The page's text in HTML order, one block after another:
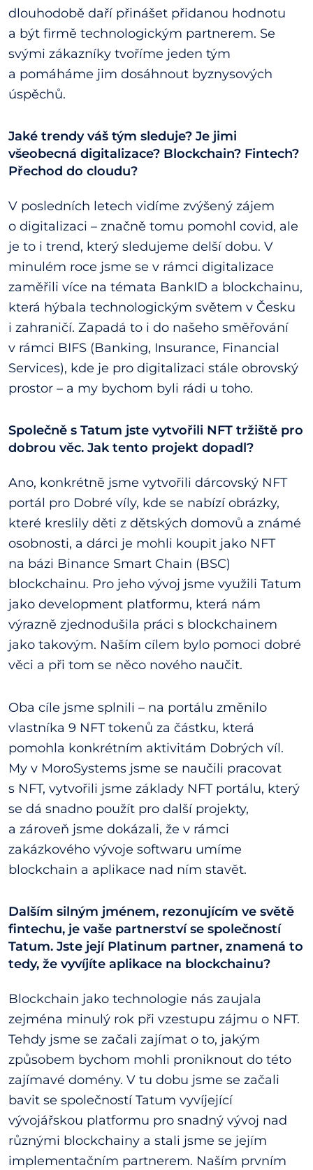
dlouhodobě daří přinášet přidanou hodnotu
a být firmě technologickým partnerem. Se
svými zákazníky tvoříme jeden tým
a pomáháme jim dosáhnout byznysových
úspěchů.
Jaké trendy váš tým sleduje? Je jimi
všeobecná digitalizace? Blockchain? Fintech?
Přechod do cloudu?
V posledních letech vidíme zvýšený zájem
o digitalizaci – značně tomu pomohl covid, ale
je to i trend, který sledujeme delší dobu. V
minulém roce jsme se v rámci digitalizace
zaměřili více na témata BankID a blockchainu,
která hýbala technologickým světem v Česku
i zahraničí. Zapadá to i do našeho směřování
v rámci BIFS (Banking, Insurance, Financial
Services), kde je pro digitalizaci stále obrovský
prostor – a my bychom byli rádi u toho.
Společně s Tatum jste vytvořili NFT tržiště pro
dobrou věc. Jak tento projekt dopadl?
Ano, konkrétně jsme vytvořili dárcovský NFT
portál pro Dobré víly, kde se nabízí obrázky,
které kreslily děti z dětských domovů a známé
osobnosti, a dárci je mohli koupit jako NFT
na bázi Binance Smart Chain (BSC)
blockchainu. Pro jeho vývoj jsme využili Tatum
jako development platformu, která nám
výrazně zjednodušila práci s blockchainem
jako takovým. Naším cílem bylo pomoci dobré
věci a při tom se něco nového naučit.
Oba cíle jsme splnili – na portálu změnilo
vlastníka 9 NFT tokenů za částku, která
pomohla konkrétním aktivitám Dobrých víl.
My v MoroSystems jsme se naučili pracovat
s NFT, vytvořili jsme základy NFT portálu, který
se dá snadno použít pro další projekty,
a zároveň jsme dokázali, že v rámci
zakázkového vývoje softwaru umíme
blockchain a aplikace nad ním stavět.
Dalším silným jménem, rezonujícím ve světě
fintechu, je vaše partnerství se společností
Tatum. Jste její Platinum partner, znamená to
tedy, že vyvíjíte aplikace na blockchainu?
Blockchain jako technologie nás zaujala
zejména minulý rok při vzestupu zájmu o NFT.
Tehdy jsme se začali zajímat o to, jakým
způsobem bychom mohli proniknout do této
zajímavé domény. V tu dobu jsme se začali
bavit se společností Tatum vyvíjející
vývojářskou platformu pro snadný vývoj nad
různými blockchainy a stali jsme se jejím
implementačním partnerem. Naším prvním